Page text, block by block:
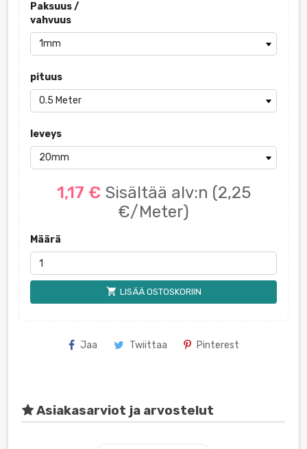
Paksuus /
vahvuus
pituus
leveys
1,17 € Sisältää alv:n (2,25
€/Meter)
Määrä
shopping_cart LISÄÄ OSTOSKORIIN
Jaa Twiittaa Pinterest
Asiakasarviot ja arvostelut